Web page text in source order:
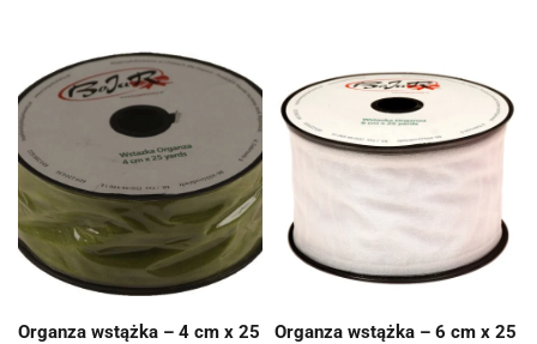
Organza wstążka – 4 cm x 25
Organza wstążka – 6 cm x 25